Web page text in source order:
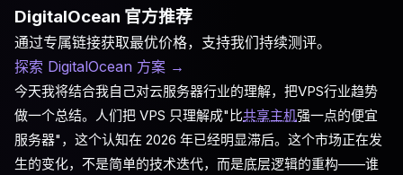
DigitalOcean 官方推荐
通过专属链接获取最优价格，支持我们持续测评。
探索 DigitalOcean 方案 →
今天我将结合我自己对云服务器行业的理解，把VPS行业趋势
做一个总结。人们把 VPS 只理解成"比共享主机强一点的便宜
服务器"，这个认知在 2026 年已经明显滞后。这个市场正在发
生的变化，不是简单的技术迭代，而是底层逻辑的重构——谁